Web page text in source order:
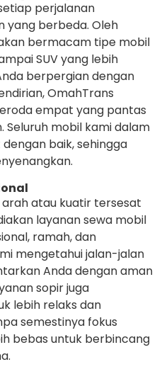
perjalanan
yang berbeda. Oleh
bermacam tipe mobil
SUV yang lebih
berpergian dengan
OmahTrans
empat yang pantas
mobil kami dalam
baik, sehingga
atau kuatir tersesat
layanan sewa mobil
ramah, dan
mengetahui jalan-jalan
Anda dengan aman
sopir juga
lebih relaks dan
semestinya fokus
bebas untuk berbincang